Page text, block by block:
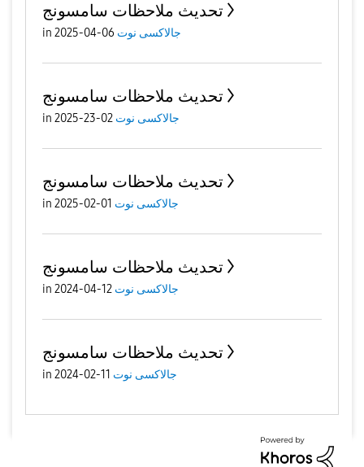
تحديث ملاحظات سامسونج
in جالاكسى نوت 06-04-2025
تحديث ملاحظات سامسونج
in جالاكسى نوت 02-23-2025
تحديث ملاحظات سامسونج
in جالاكسى نوت 01-02-2025
تحديث ملاحظات سامسونج
in جالاكسى نوت 12-04-2024
تحديث ملاحظات سامسونج
in جالاكسى نوت 11-02-2024